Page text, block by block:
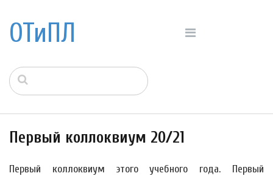
ОТиПЛ
Первый коллоквиум 20/21
Первый коллоквиум этого учебного года. Первый